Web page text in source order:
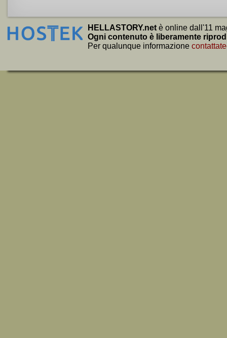
HELLASTORY.net è online dall'11
Ogni contenuto è liberamente
Per qualunque informazione